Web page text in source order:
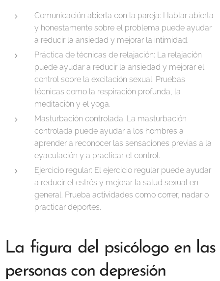
Comunicación abierta con la pareja: Hablar abierta
y honestamente sobre el problema puede ayudar
a reducir la ansiedad y mejorar la intimidad.
Práctica de técnicas de relajación: La relajación
puede ayudar a reducir la ansiedad y mejorar el
control sobre la excitación sexual. Pruebas
técnicas como la respiración profunda, la
meditación y el yoga.
Masturbación controlada: La masturbación
controlada puede ayudar a los hombres a
aprender a reconocer las sensaciones previas a la
eyaculación y a practicar el control.
Ejercicio regular: El ejercicio regular puede ayudar
a reducir el estrés y mejorar la salud sexual en
general. Prueba actividades como correr, nadar o
practicar deportes.
La figura del psicólogo en las
personas con depresión